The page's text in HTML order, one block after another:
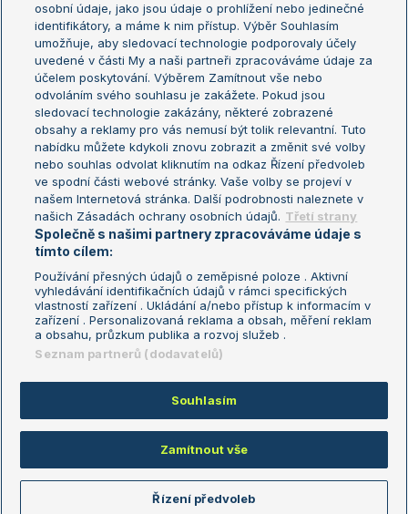
Žebříček WTA (ženy)
Sázkařský žebříček
French Open
Wimbledon
US Open
Turnaj mistrů
Turnaj mistryň
Aktualní trendy
Fotbalové přestupy
Livesport Daily
LS Prague Open
Podmínky užití
Nastavení soukromí
GDPR a žurnalistika
Reklama
Kontakt
Informace o zpracování osobních
údajů
Copyright © 2008-2026 TenisPortal.cz. Využíváme zpravodajství ČTK.
osobní údaje, jako jsou údaje o prohlížení nebo jedinečné
identifikátory, a máme k nim přístup. Výběr Souhlasím
umožňuje, aby sledovací technologie podporovaly účely
uvedené v části My a naši partneři zpracováváme údaje za
účelem poskytování. Výběrem Zamítnout vše nebo
odvoláním svého souhlasu je zakážete. Pokud jsou
sledovací technologie zakázány, některé zobrazené
obsahy a reklamy pro vás nemusí být tolik relevantní. Tuto
nabídku můžete kdykoli znovu zobrazit a změnit své volby
nebo souhlas odvolat kliknutím na odkaz Řízení předvoleb
ve spodní části webové stránky. Vaše volby se projeví v
našem Internetová stránka. Další podrobnosti naleznete v
našich Zásadách ochrany osobních údajů. Třetí strany
Společně s našimi partnery zpracováváme údaje s
tímto cílem:
Používání přesných údajů o zeměpisné poloze . Aktivní
vyhledávání identifikačních údajů v rámci specifických
vlastností zařízení . Ukládání a/nebo přístup k informacím v
zařízení . Personalizovaná reklama a obsah, měření reklam
a obsahu, průzkum publika a rozvoj služeb .
Seznam partnerů (dodavatelů)
Souhlasím
Zamítnout vše
Řízení předvoleb